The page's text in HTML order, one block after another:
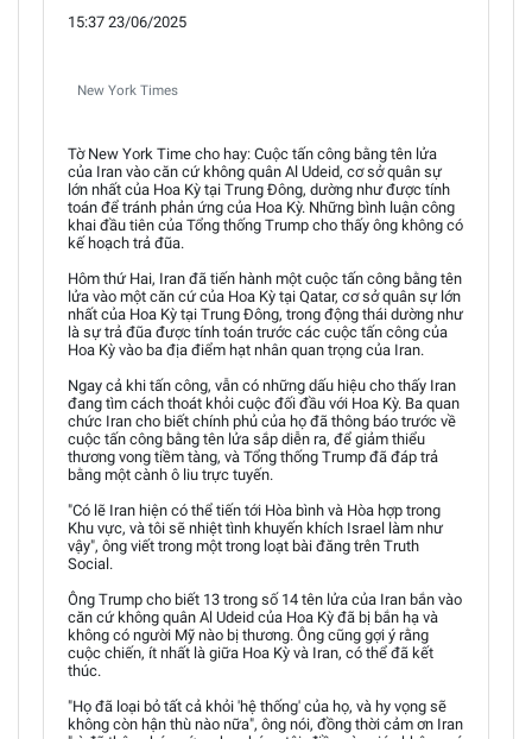
15:37 23/06/2025
New York Times
Tờ New York Time cho hay: Cuộc tấn công bằng tên lửa
của Iran vào căn cứ không quân Al Udeid, cơ sở quân sự
lớn nhất của Hoa Kỳ tại Trung Đông, dường như được tính
toán để tránh phản ứng của Hoa Kỳ. Những bình luận công
khai đầu tiên của Tổng thống Trump cho thấy ông không có
kế hoạch trả đũa.
Hôm thứ Hai, Iran đã tiến hành một cuộc tấn công bằng tên
lửa vào một căn cứ của Hoa Kỳ tại Qatar, cơ sở quân sự lớn
nhất của Hoa Kỳ tại Trung Đông, trong động thái dường như
là sự trả đũa được tính toán trước các cuộc tấn công của
Hoa Kỳ vào ba địa điểm hạt nhân quan trọng của Iran.
Ngay cả khi tấn công, vẫn có những dấu hiệu cho thấy Iran
đang tìm cách thoát khỏi cuộc đối đầu với Hoa Kỳ. Ba quan
chức Iran cho biết chính phủ của họ đã thông báo trước về
cuộc tấn công bằng tên lửa sắp diễn ra, để giảm thiểu
thương vong tiềm tàng, và Tổng thống Trump đã đáp trả
bằng một cành ô liu trực tuyến.
"Có lẽ Iran hiện có thể tiến tới Hòa bình và Hòa hợp trong
Khu vực, và tôi sẽ nhiệt tình khuyến khích Israel làm như
vậy", ông viết trong một trong loạt bài đăng trên Truth
Social.
Ông Trump cho biết 13 trong số 14 tên lửa của Iran bắn vào
căn cứ không quân Al Udeid của Hoa Kỳ đã bị bắn hạ và
không có người Mỹ nào bị thương. Ông cũng gợi ý rằng
cuộc chiến, ít nhất là giữa Hoa Kỳ và Iran, có thể đã kết
thúc.
"Họ đã loại bỏ tất cả khỏi 'hệ thống' của họ, và hy vọng sẽ
không còn hận thù nào nữa", ông nói, đồng thời cảm ơn Iran